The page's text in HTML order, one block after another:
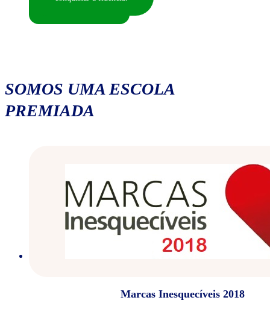
SOMOS UMA ESCOLA
PREMIADA
Marcas Inesquecíveis 2018